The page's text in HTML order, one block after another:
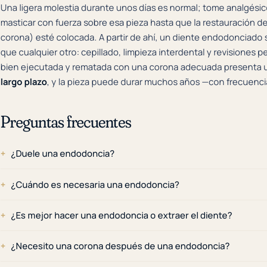
Una ligera molestia durante unos días es normal; tome
masticar con fuerza sobre esa pieza hasta que la restauración
corona) esté colocada. A partir de ahí, un diente endodonciado
que cualquier otro: cepillado, limpieza interdental y revisiones
bien ejecutada y rematada con una corona adecuada presenta
largo plazo, y la pieza puede durar muchos años —con
Preguntas frecuentes
¿Duele una endodoncia?
¿Cuándo es necesaria una endodoncia?
¿Es mejor hacer una endodoncia o extraer el diente?
¿Necesito una corona después de una endodoncia?